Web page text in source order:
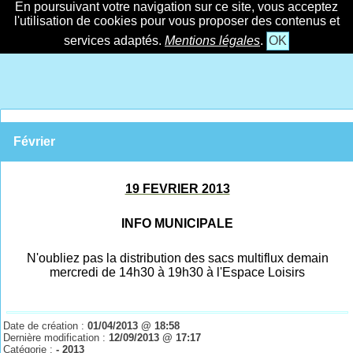
En poursuivant votre navigation sur ce site, vous acceptez
l'utilisation de cookies pour vous proposer des contenus et
services adaptés. Mentions légales. OK
Février
19 FEVRIER 2013
INFO MUNICIPALE
N'oubliez pas la distribution des sacs multiflux demain
mercredi de 14h30 à 19h30 à l'Espace Loisirs
Date de création :01/04/2013 @ 18:58
Dernière modification :12/09/2013 @ 17:17
Catégorie :- 2013